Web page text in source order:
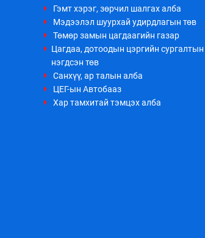
Гэмт хэрэг, зөрчил шалгах алба
Мэдээлэл шуурхай удирдлагын төв
Төмөр замын цагдаагийн газар
Цагдаа, дотоодын цэргийн сургалтын
нэгдсэн төв
Санхүү, ар талын алба
ЦЕГ-ын Автобааз
Хар тамхитай тэмцэх алба